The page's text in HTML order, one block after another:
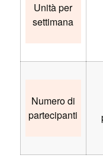
Unità per
settimana
Numero di
partecipanti